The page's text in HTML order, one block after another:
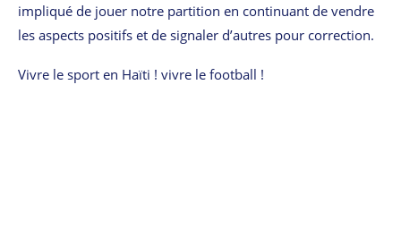
impliqué de jouer notre partition en continuant de vendre
les aspects positifs et de signaler d’autres pour correction.
Vivre le sport en Haïti ! vivre le football !